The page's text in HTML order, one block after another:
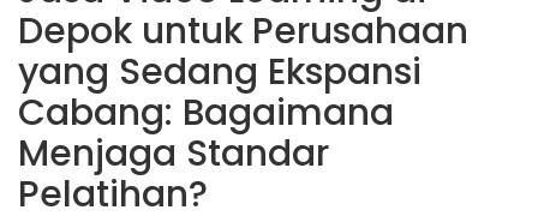
Depok untuk Perusahaan
yang Sedang Ekspansi
Cabang: Bagaimana
Menjaga Standar
Pelatihan?